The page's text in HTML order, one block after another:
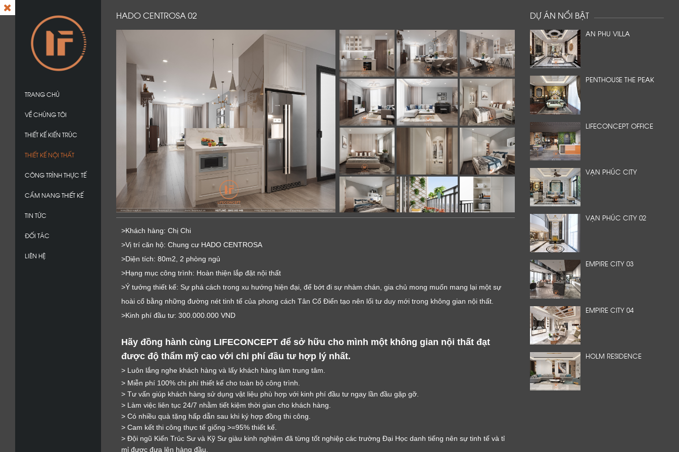
TRANG CHỦ
VỀ CHÚNG TÔI
THIẾT KẾ KIẾN TRÚC
THIẾT KẾ NỘI THẤT
CÔNG TRÌNH THỰC TẾ
CẨM NANG THIẾT KẾ
TIN TỨC
ĐỐI TÁC
LIÊN HỆ
HADO CENTROSA 02
>Khách hàng: Chị Chi
>Vị trí căn hộ: Chung cư HADO CENTROSA
>Diện tích: 80m2, 2 phòng ngủ
>Hạng mục công trình: Hoàn thiện lắp đặt nội thất
>Ý tưởng thiết kế: Sự phá cách trong xu hướng hiện đại, để bớt đi sự nhàm chán, gia chủ mong muốn mang lại một sự
hoài cổ bằng những đường nét tinh tế của phong cách Tân Cổ Điển tạo nên lối tư duy mới trong không gian nội thất.
>Kinh phí đầu tư: 300.000.000 VND
Hãy đồng hành cùng LIFECONCEPT để sở hữu cho mình một không gian nội thất đạt
được độ thẩm mỹ cao với chi phí đầu tư hợp lý nhất.
> Luôn lắng nghe khách hàng và lấy khách hàng làm trung tâm.
> Miễn phí 100% chi phí thiết kế cho toàn bộ công trình.
> Tư vấn giúp khách hàng sử dụng vật liệu phù hợp với kinh phí đầu tư ngay lần đầu gặp gỡ.
> Làm việc liên tục 24/7 nhằm tiết kiệm thời gian cho khách hàng.
> Có nhiều quà tặng hấp dẫn sau khi ký hợp đồng thi công.
> Cam kết thi công thực tế giống >=95% thiết kế.
> Đội ngũ Kiến Trúc Sư và Kỹ Sư giàu kinh nghiệm đã từng tốt nghiệp các trường Đại Học danh tiếng nên sự tinh tế và tỉ
mỉ được đưa lên hàng đầu.
DỰ ÁN NỔI BẬT
AN PHU VILLA
PENTHOUSE THE PEAK
LIFECONCEPT OFFICE
VẠN PHÚC CITY
VẠN PHÚC CITY 02
EMPIRE CITY 03
EMPIRE CITY 04
HOLM RESIDENCE
LỜI CẢM ƠN
Cảm ơn quý khách đã để lại thông tin.
Chúng tôi sẽ liên hệ lại trong thời gian sớm nhất